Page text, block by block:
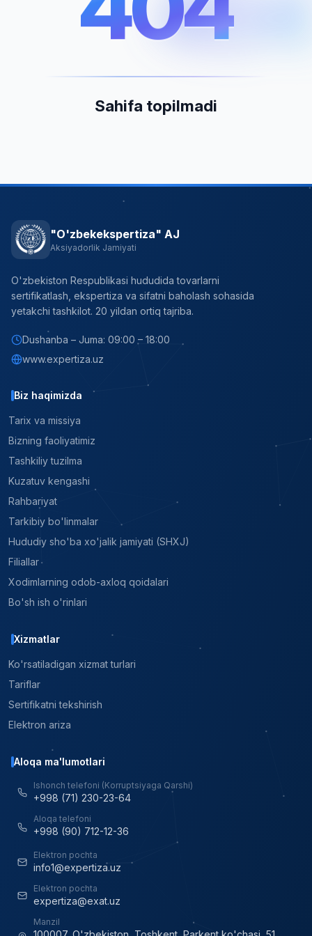
Sahifa topilmadi
"O'zbekekspertiza" AJ
Aksiyadorlik Jamiyati
O'zbekiston Respublikasi hududida tovarlarni
sertifikatlash, ekspertiza va sifatni baholash sohasida
yetakchi tashkilot. 20 yildan ortiq tajriba.
Dushanba – Juma: 09:00 – 18:00
www.expertiza.uz
Biz haqimizda
Tarix va missiya
Bizning faoliyatimiz
Tashkiliy tuzilma
Kuzatuv kengashi
Rahbariyat
Tarkibiy bo'linmalar
Hududiy sho'ba xo'jalik jamiyati (SHXJ)
Filiallar
Xodimlarning odob-axloq qoidalari
Bo'sh ish o'rinlari
Xizmatlar
Ko'rsatiladigan xizmat turlari
Tariflar
Sertifikatni tekshirish
Elektron ariza
Aloqa ma'lumotlari
Ishonch telefoni (Korruptsiyaga Qarshi)
+998 (71) 230-23-64
Aloqa telefoni
+998 (90) 712-12-36
Elektron pochta
info1@expertiza.uz
Elektron pochta
expertiza@exat.uz
Manzil